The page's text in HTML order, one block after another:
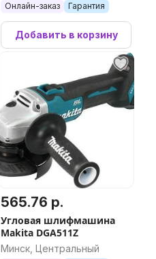
Онлайн-заказ Гарантия
Добавить в корзину
565.76 р.
Угловая шлифмашина
Makita DGA511Z
Минск, Центральный